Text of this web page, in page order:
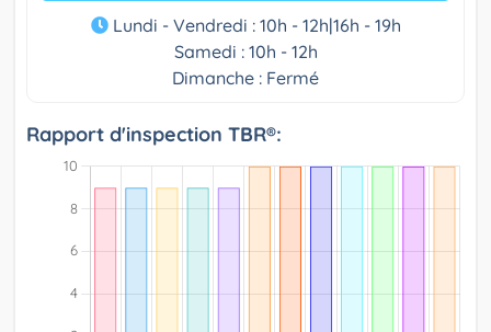
Lundi - Vendredi : 10h - 12h|16h - 19h
Samedi : 10h - 12h
Dimanche : Fermé
Rapport d'inspection TBR®: